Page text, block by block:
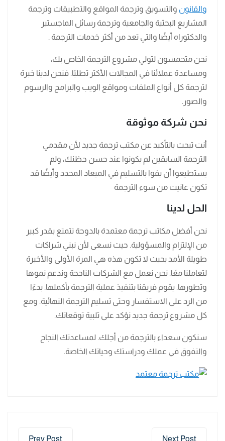
والقانون والتسويق وترجمة المواقع والتطبيقات وترجمة
المشاريع البحثية والجامعية وترجمة رسائل الماجستير
والدكتوراه أيضًا والتي تعد من أكثر خدمات الترجمة .
نحن متحمسون لتولي مشروع الترجمة الخاص بك،
ومساعدة عملائنا في المجالات الأكثر تطلبًا. فنحن لدينا خبرة
لترجمة كل أنواع الملفات ومواقع الويب والبرامج والرسوم
والصور.
نحن شركة موثوقة
أنت تبحث بالتأكيد عن مكتب ترجمة جديد لأن مقدمي
الترجمة السابقين لم يكونوا عند حسن حظنك، ولم
يستطيعوا أن يفوا بالتسليم في الميعاد المحدد وأيضًا قد
تكون عانيت من سوء الترجمة
الحل لدينا
نحن أفضل مكاتب ترجمة معتمدة بالدوحة تتمتع بقدر كبير
من الإلتزام والمسؤولية. حيث نسعى لأن نبني شراكات
طويلة الأمد بحيث لا تكون هذه هي المرة الأولى والأخيرة
لتعاملنا معًا. نحن نعمل مع الشركات الناجحة وندعم نموها
وتطورها. يقوم فريقنا بتنفيذ عملية الترجمة بأكملها. بدءًا
من الرد على الاستفسار وحتى تسليم الترجمة النهائية. ومع
كل مشروع ترجمة جديد نؤكد على تلبية توقعاتك.
سنكون سعداء بالترجمة من أجلك. لمساعدتك النجاح
والتفوق في عملك ودراستك وحياتك الخاصة.
Prev Post Next Post